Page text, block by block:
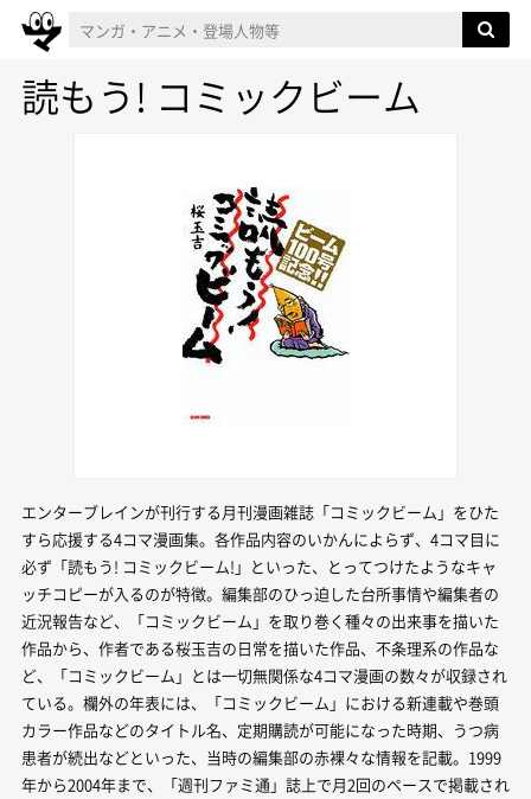
読もう! コミックビーム
エンターブレインが刊行する月刊漫画雑誌「コミックビーム」をひた
すら応援する4コマ漫画集。各作品内容のいかんによらず、4コマ目に
必ず「読もう! コミックビーム!」といった、とってつけたようなキャ
ッチコピーが入るのが特徴。編集部のひっ迫した台所事情や編集者の
近況報告など、「コミックビーム」を取り巻く種々の出来事を描いた
作品から、作者である桜玉吉の日常を描いた作品、不条理系の作品な
ど、「コミックビーム」とは一切無関係な4コマ漫画の数々が収録され
ている。欄外の年表には、「コミックビーム」における新連載や巻頭
カラー作品などのタイトル名、定期購読が可能になった時期、うつ病
患者が続出などといった、当時の編集部の赤裸々な情報を記載。1999
年から2004年まで、「週刊ファミ通」誌上で月2回のペースで掲載され